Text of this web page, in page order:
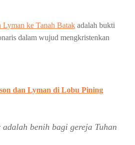
Lyman ke Tanah Batak adalah bukti
dalam wujud mengkristenkan
dan Lyman di Lobu Pining
benih bagi gereja Tuhan